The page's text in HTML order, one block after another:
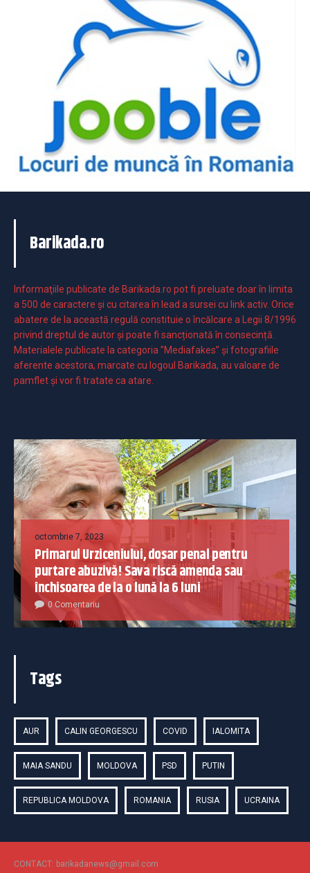
Barikada.ro
Informaţiile publicate de Barikada.ro pot fi preluate doar în limita
a 500 de caractere şi cu citarea în lead a sursei cu link activ. Orice
abatere de la această regulă constituie o încălcare a Legii 8/1996
privind dreptul de autor și poate fi sancționată în consecință.
Materialele publicate la categoria ”Mediafakes” și fotografiile
aferente acestora, marcate cu logoul Barikada, au valoare de
pamflet și vor fi tratate ca atare.
octombrie 7, 2023
Primarul Urziceniului, dosar penal pentru
purtare abuzivă! Sava riscă amenda sau
închisoarea de la o lună la 6 luni
0 Comentariu
Tags
AUR CALIN GEORGESCU COVID IALOMITA
MAIA SANDU MOLDOVA PSD PUTIN
REPUBLICA MOLDOVA ROMANIA RUSIA UCRAINA
CONTACT: barikadanews@gmail.com